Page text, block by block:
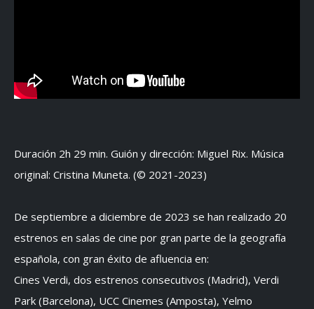
Duración 2h 29 min. Guión y dirección: Miguel Rix. Música
original: Cristina Muneta. (© 2021-2023)
De septiembre a diciembre de 2023 se han realizado 20
estrenos en salas de cine por gran parte de la geografía
española, con gran éxito de afluencia en:
Cines Verdi, dos estrenos consecutivos (Madrid), Verdi
Park (Barcelona), UCC Cinemes (Amposta), Yelmo